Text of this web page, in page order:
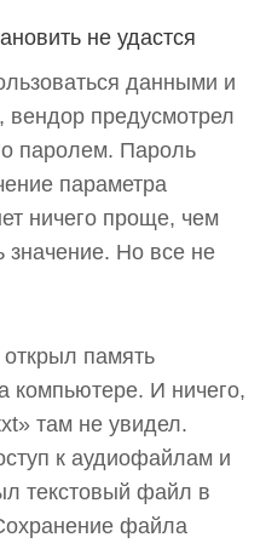
не удастся
данными и
вендор предусмотрел
паролем. Пароль
параметра
ничего проще, чем
значение. Но все не
память
компьютере. И ничего,
там не увидел.
к аудиофайлам и
текстовый файл в
файла